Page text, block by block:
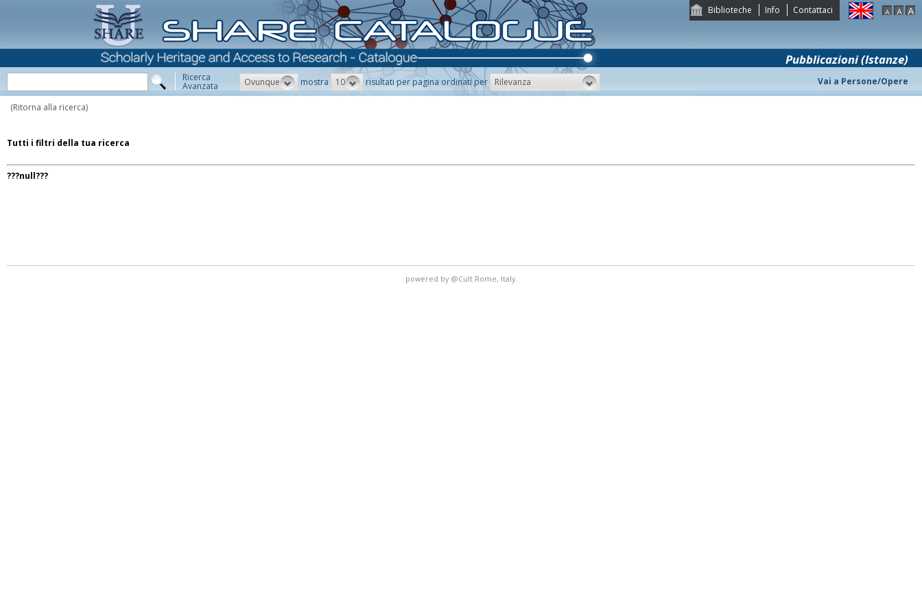
Biblioteche Info Contattaci
Pubblicazioni (Istanze)
Ricerca
Avanzata Ovunque mostra 10 risultati per pagina ordinati per Rilevanza Vai a Persone/Opere
(Ritorna alla ricerca)
Tutti i filtri della tua ricerca
???null???
powered by @Cult Rome, Italy.